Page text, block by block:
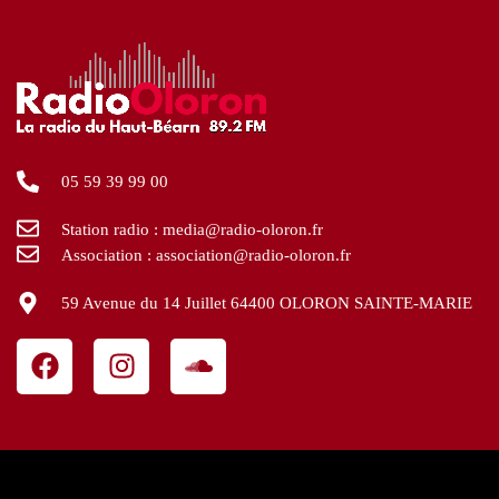
05 59 39 99 00
Station radio : media@radio-oloron.fr
Association : association@radio-oloron.fr
59 Avenue du 14 Juillet 64400 OLORON SAINTE-MARIE